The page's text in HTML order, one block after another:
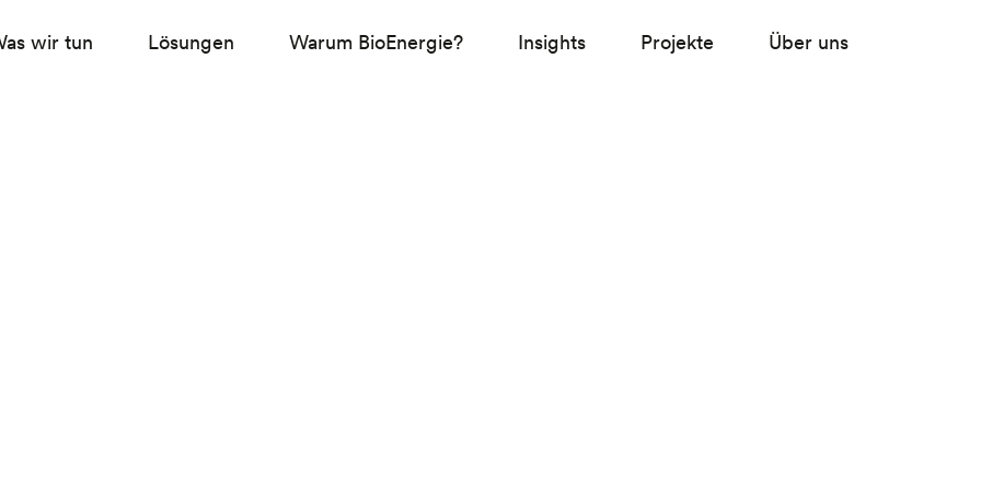
wir tun Lösungen Warum BioEnergie? Insights Projekte Über uns